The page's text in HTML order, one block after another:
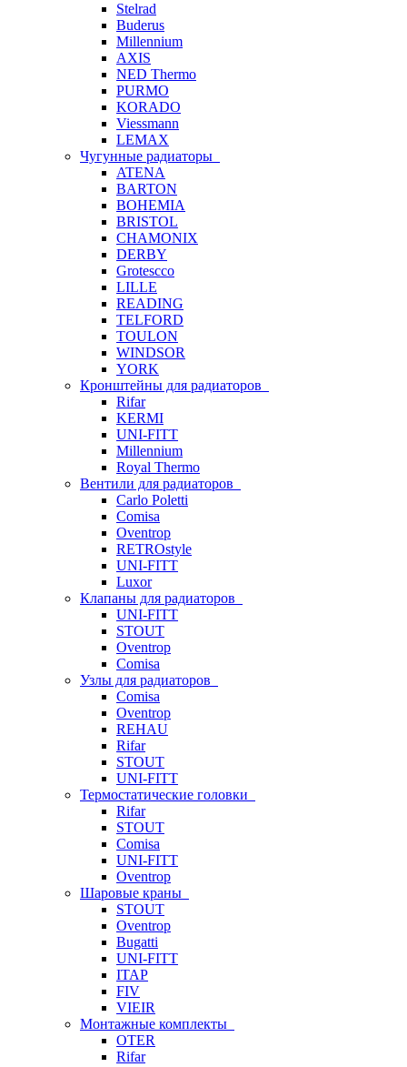
Stelrad
Buderus
Millennium
AXIS
NED Thermo
PURMO
KORADO
Viessmann
LEMAX
Чугунные радиаторы
ATENA
BARTON
BOHEMIA
BRISTOL
CHAMONIX
DERBY
Grotescco
LILLE
READING
TELFORD
TOULON
WINDSOR
YORK
Кронштейны для радиаторов
Rifar
KERMI
UNI-FITT
Millennium
Royal Thermo
Вентили для радиаторов
Carlo Poletti
Comisa
Oventrop
RETROstyle
UNI-FITT
Luxor
Клапаны для радиаторов
UNI-FITT
STOUT
Oventrop
Comisa
Узлы для радиаторов
Comisa
Oventrop
REHAU
Rifar
STOUT
UNI-FITT
Термостатические головки
Rifar
STOUT
Comisa
UNI-FITT
Oventrop
Шаровые краны
STOUT
Oventrop
Bugatti
UNI-FITT
ITAP
FIV
VIEIR
Монтажные комплекты
OTER
Rifar